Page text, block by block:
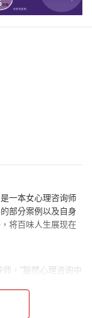
一本女心理咨询师
部分案例以及自身
将百味人生展现在
，“豁然心理咨询中
《心迹》、《一
晚报》等多家知名